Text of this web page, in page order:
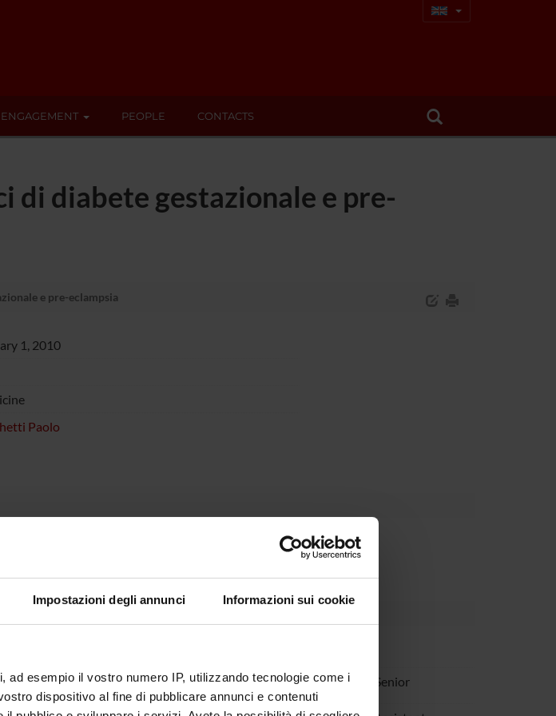
Impostazioni degli annunci Informazioni sui cookie
ad esempio il vostro numero IP, utilizzando tecnologie come i
dispositivo al fine di pubblicare annunci e contenuti
PEOPLE CONTACTS
diabete gestazionale e pre-
e pre-eclampsia
1, 2010
Paolo
Pietro Minuz Studioso Senior